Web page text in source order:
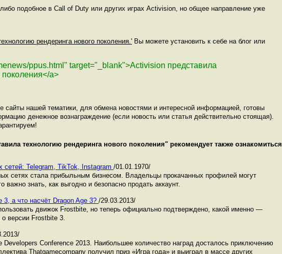
подобное в Call of Duty или других играх Activision, но общее направление уже
рендеринга нового поколения.' Вы можете установить к себе на блог или
ppus.html" target="_blank">Activision представила
a>
сайты нашей тематики, для обмена новостями и интересной информацией, готовы
денежное вознаграждение (если новость или статья действительно стоящая).
технологию рендеринга нового поколения" рекомендует также ознакомиться
сетей: Telegram, TikTok, Instagram /01.01.1970/
сетях стала прибыльным бизнесом. Владельцы прокачанных профилей могут
важно знать, как выгодно и безопасно продать аккаунт.
а что насчёт Dragon Age 3? /29.03.2013/
движок Frostbite, но теперь официально подтверждено, какой именно —
версии Frostbite 3.
Developers Conference 2013. Наибольшее количество наград досталось приключению
Thatgamecompany получил приз «Игра года» и выиграл в массе других